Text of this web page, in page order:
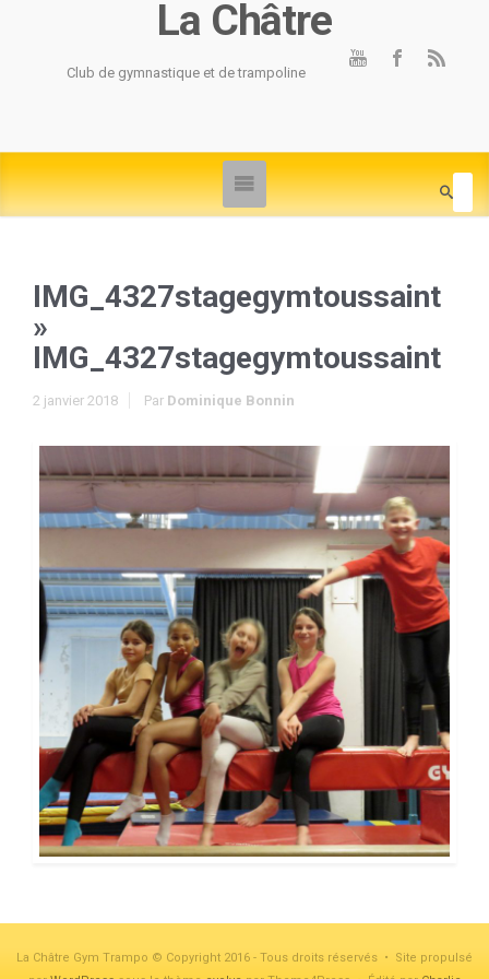
La Châtre
Club de gymnastique et de trampoline
IMG_4327stagegymtoussaint
»
IMG_4327stagegymtoussaint
2 janvier 2018 Par Dominique Bonnin
La Châtre Gym Trampo © Copyright 2016 - Tous droits réservés • Site propulsé